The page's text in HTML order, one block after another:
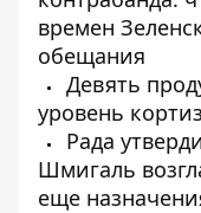
времен
обещания
Девять
уровень
Рада
Шмигаль
еще